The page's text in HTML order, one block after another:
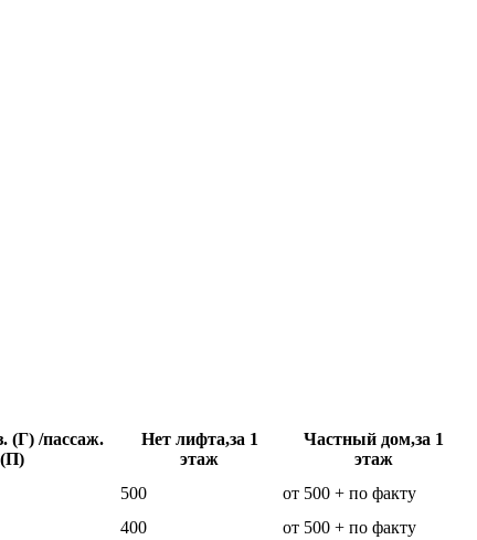
(Г) /пассаж.
(П)
Нет лифта,за 1
этаж
Частный дом,за 1
этаж
500
от 500 + по факту
400
от 500 + по факту